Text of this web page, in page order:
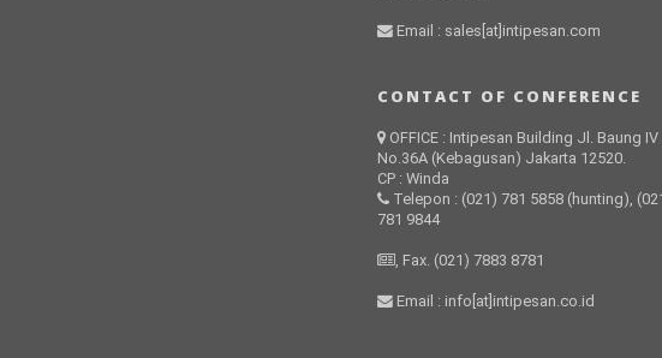
Email : sales[at]intipesan.com
CONTACT OF CONFERENCE
OFFICE : Intipesan Building Jl. Baung IV
No.36A (Kebagusan) Jakarta 12520.
CP : Winda
Telepon : (021) 781 5858 (hunting),
781 9844
, Fax. (021) 7883 8781
Email : info[at]intipesan.co.id